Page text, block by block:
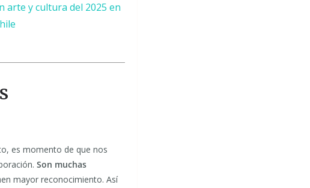
arte y cultura del 2025 en
es momento de que nos
Son muchas
mayor reconocimiento. Así